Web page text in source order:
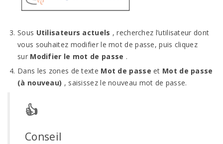
Sous Utilisateurs actuels , recherchez l’utilisateur dont
vous souhaitez modifier le mot de passe, puis cliquez
sur Modifier le mot de passe .
Dans les zones de texte Mot de passe et Mot de passe
(à nouveau) , saisissez le nouveau mot de passe.
👍
Conseil